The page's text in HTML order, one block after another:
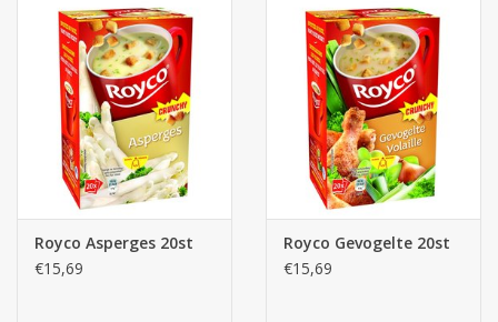
Royco Asperges 20st
€15,69
Royco Gevogelte 20st
€15,69